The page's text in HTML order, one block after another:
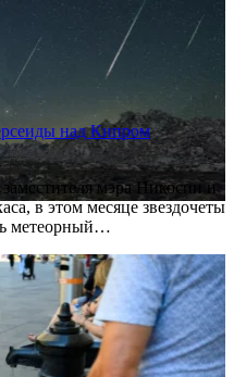
над Кипром
мэра Никосии и
в этом месяце звездочеты
метеорный…